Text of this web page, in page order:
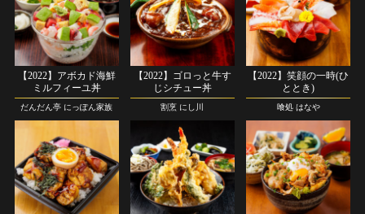
【2022】アボカド海鮮
ミルフィーユ丼
だんだん亭 にっぽん家族
【2022】ゴロっと牛す
じシチュー丼
割烹 にし川
【2022】笑顔の一時(ひ
ととき)
喰処 はなや